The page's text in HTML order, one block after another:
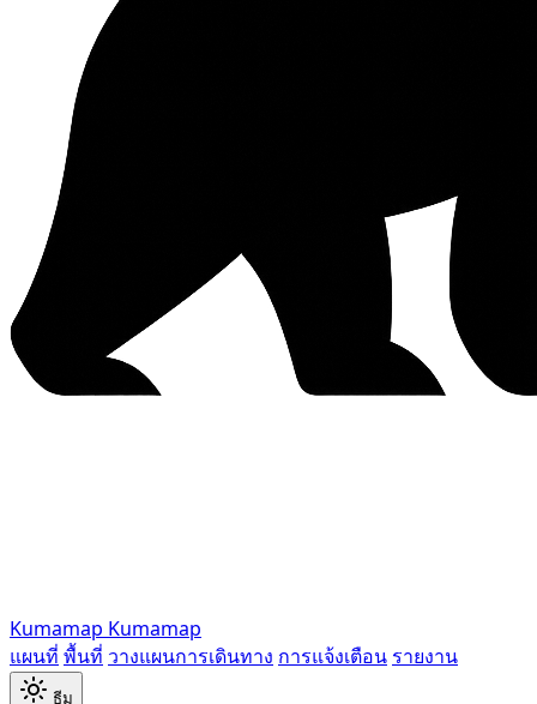
Kumamap Kumamap
แผนที่ พื้นที่ วางแผนการเดินทาง การแจ้งเตือน รายงาน
ธีม